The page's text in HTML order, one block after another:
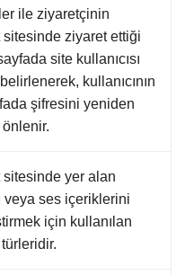
ile ziyaretçinin
sitesinde ziyaret ettiği
site kullanıcısı
kullanıcının
şifresini yeniden
sitesinde yer alan
veya ses içeriklerini
için kullanılan